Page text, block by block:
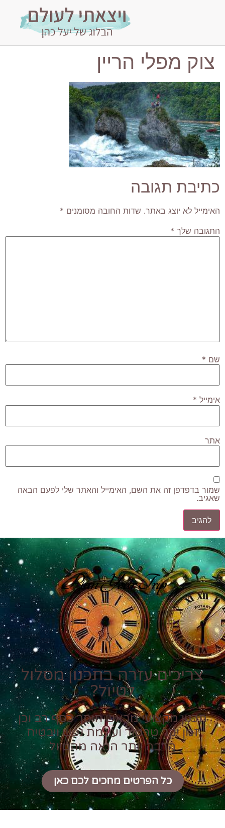
צוק מפלי הריין
כתיבת תגובה
האימייל לא יוצג באתר. שדות החובה מסומנים *
התגובה שלך *
שם *
אימייל *
אתר
שמור בדפדפן זה את השם, האימייל והאתר שלי לפעם הבאה
שאגיב.
Plan Your Trip
צריכים עזרה בתכנון מסלול
לטיול?
תכנון מקצועי מראש חוסך כסף רב וכן
זמן יקר טרטור ועוגמת נפש ויבטיח
הרבה יותר הנאה מהטיול
כל הפרטים מחכים לכם כאן